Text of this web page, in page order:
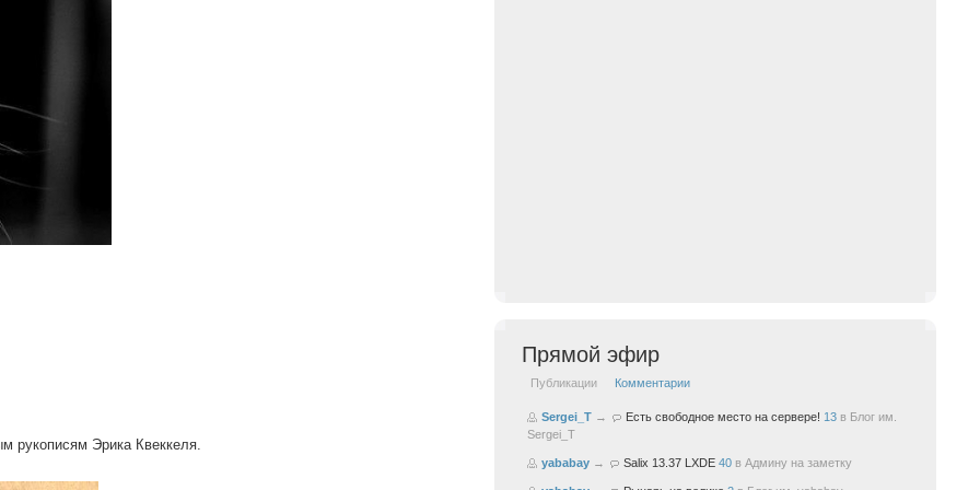
рукописям Эрика Квеккеля.
Прямой эфир
Публикации Комментарии
Sergei_T→ Есть свободное место на сервере! 13в Блог им.
Sergei_T
yababay→ Salix 13.37 LXDE 40в Админу на заметку